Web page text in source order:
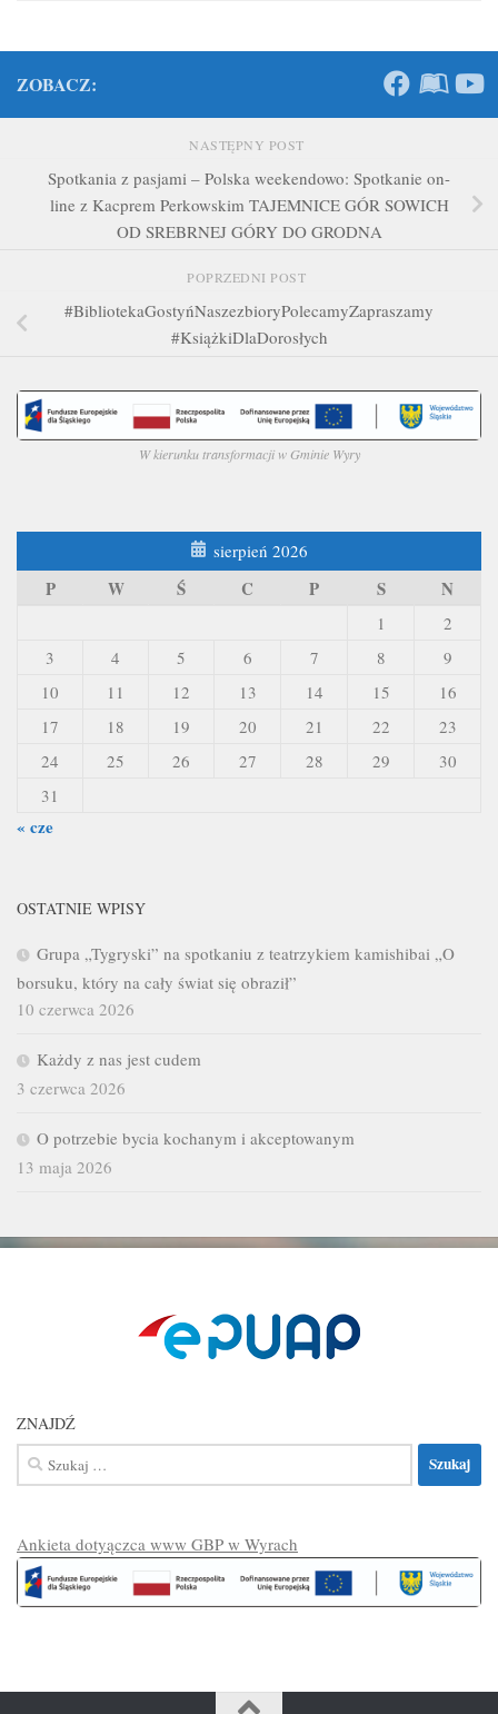
ZOBACZ:
NASTĘPNY POST
Spotkania z pasjami – Polska weekendowo: Spotkanie on-
line z Kacprem Perkowskim TAJEMNICE GÓR SOWICH
OD SREBRNEJ GÓRY DO GRODNA
POPRZEDNI POST
#BibliotekaGostyńNaszezbioryPolecamyZapraszamy
#KsiążkiDlaDorosłych
W kierunku transformacji w Gminie Wyry
sierpień 2026
P W Ś C P S N
1
2
3
4 5 6 7 8
9
10
11 12 13 14 15
16
17
18 19 20 21 22
23
24
25 26 27 28 29
30
31
« cze
OSTATNIE WPISY
Grupa „Tygryski” na spotkaniu z teatrzykiem kamishibai „O
borsuku, który na cały świat się obraził”
10 czerwca 2026
Każdy z nas jest cudem
3 czerwca 2026
O potrzebie bycia kochanym i akceptowanym
13 maja 2026
ZNAJDŹ
Szukaj:
Ankieta dotyączca www GBP w Wyrach